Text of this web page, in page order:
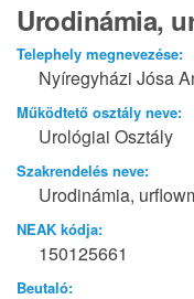
Urodinámia,
Telephely megnevezése:
Nyíregyházi Jósa
Működtető osztály neve:
Urológiai Osztály
Szakrendelés neve:
Urodinámia,
NEAK kódja:
150125661
Beutaló: